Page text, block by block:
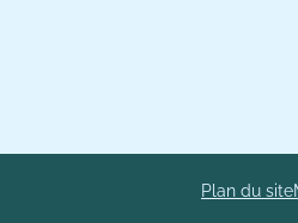
Plan du site